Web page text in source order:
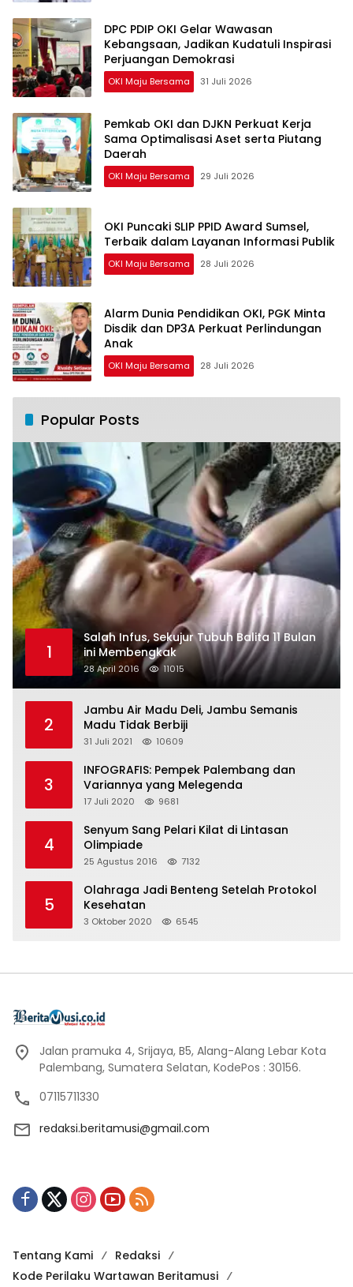
DPC PDIP OKI Gelar Wawasan
Kebangsaan, Jadikan Kudatuli Inspirasi
Perjuangan Demokrasi
OKI Maju Bersama 31 Juli 2026
Pemkab OKI dan DJKN Perkuat Kerja
Sama Optimalisasi Aset serta Piutang
Daerah
OKI Maju Bersama 29 Juli 2026
OKI Puncaki SLIP PPID Award Sumsel,
Terbaik dalam Layanan Informasi Publik
OKI Maju Bersama 28 Juli 2026
Alarm Dunia Pendidikan OKI, PGK Minta
Disdik dan DP3A Perkuat Perlindungan
Anak
OKI Maju Bersama 28 Juli 2026
Popular Posts
1
Salah Infus, Sekujur Tubuh Balita 11 Bulan
ini Membengkak
28 April 2016 11015
2
Jambu Air Madu Deli, Jambu Semanis
Madu Tidak Berbiji
31 Juli 2021 10609
3
INFOGRAFIS: Pempek Palembang dan
Variannya yang Melegenda
17 Juli 2020 9681
4
Senyum Sang Pelari Kilat di Lintasan
Olimpiade
25 Agustus 2016 7132
5
Olahraga Jadi Benteng Setelah Protokol
Kesehatan
3 Oktober 2020 6545
Jalan pramuka 4, Srijaya, B5, Alang-Alang Lebar Kota
Palembang, Sumatera Selatan, KodePos : 30156.
07115711330
redaksi.beritamusi@gmail.com
Tentang Kami
Redaksi
Kode Perilaku Wartawan Beritamusi